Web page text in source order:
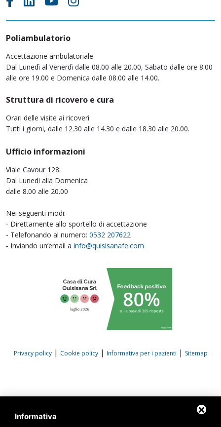
Poliambulatorio
Accettazione ambulatoriale
Dal Lunedì al Venerdì dalle 08.00 alle 20.00, Sabato dalle ore 8.00
alle ore 19.00 e Domenica dalle 08.00 alle 14.00.
Struttura di ricovero e cura
Orari delle visite ai ricoveri
Tutti i giorni, dalle 12.30 alle 14.30 e dalle 18.30 alle 20.00.
Ufficio informazioni
Viale Cavour 128:
Dal Lunedì alla Domenica
dalle 8.00 alle 20.00
Nei seguenti modi:
- Direttamente allo sportello di accettazione
- Telefonando al numero: 0532 207622
- Inviando un’email a info@quisisanafe.com
Privacy policy| Cookie policy| Informativa per i pazienti | Sitemap
Informativa